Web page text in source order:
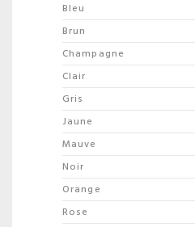
Bleu
Brun
Champagne
Clair
Gris
Jaune
Mauve
Noir
Orange
Rose